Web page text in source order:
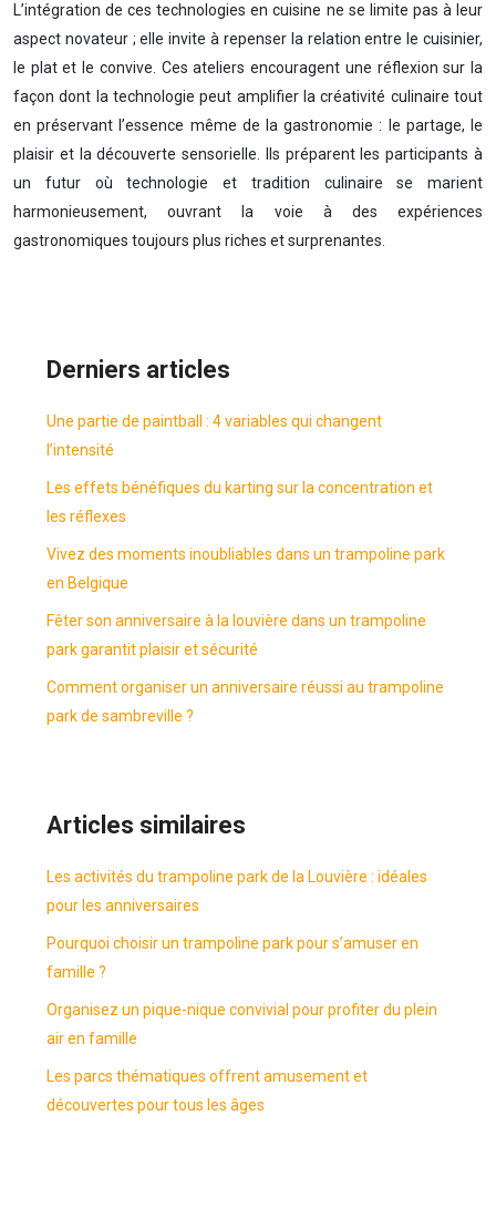
L’intégration de ces technologies en cuisine ne se limite pas à leur
aspect novateur ; elle invite à repenser la relation entre le cuisinier,
le plat et le convive. Ces ateliers encouragent une réflexion sur la
façon dont la technologie peut amplifier la créativité culinaire tout
en préservant l’essence même de la gastronomie : le partage, le
plaisir et la découverte sensorielle. Ils préparent les participants à
un futur où technologie et tradition culinaire se marient
harmonieusement, ouvrant la voie à des expériences
gastronomiques toujours plus riches et surprenantes.
Derniers articles
Une partie de paintball : 4 variables qui changent
l’intensité
Les effets bénéfiques du karting sur la concentration et
les réflexes
Vivez des moments inoubliables dans un trampoline park
en Belgique
Fêter son anniversaire à la louvière dans un trampoline
park garantit plaisir et sécurité
Comment organiser un anniversaire réussi au trampoline
park de sambreville ?
Articles similaires
Les activités du trampoline park de la Louvière : idéales
pour les anniversaires
Pourquoi choisir un trampoline park pour s’amuser en
famille ?
Organisez un pique-nique convivial pour profiter du plein
air en famille
Les parcs thématiques offrent amusement et
découvertes pour tous les âges